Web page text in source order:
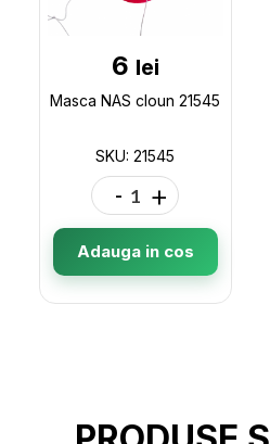
6 lei
Masca NAS cloun 21545
SKU: 21545
- +
Adauga in cos